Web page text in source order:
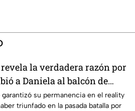
la verdadera razón por
a Daniela al balcón de
24/7 su permanencia en el reality
triunfado en la pasada batalla por